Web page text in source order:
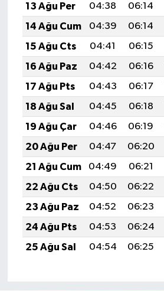
13 Ağu Per
04:38 06:14
14 Ağu Cum
04:39 06:14
15 Ağu Cts
04:41 06:15
16 Ağu Paz
04:42 06:16
17 Ağu Pts
04:43 06:17
18 Ağu Sal
04:45 06:18
19 Ağu Çar
04:46 06:19
20 Ağu Per
04:47 06:20
21 Ağu Cum
04:49 06:21
22 Ağu Cts
04:50 06:22
23 Ağu Paz
04:52 06:23
24 Ağu Pts
04:53 06:24
25 Ağu Sal
04:54 06:25